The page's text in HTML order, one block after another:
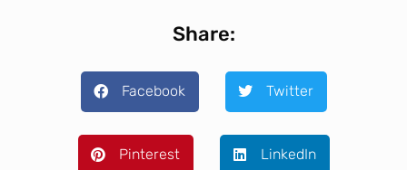
Share:
Facebook Twitter
Pinterest LinkedIn